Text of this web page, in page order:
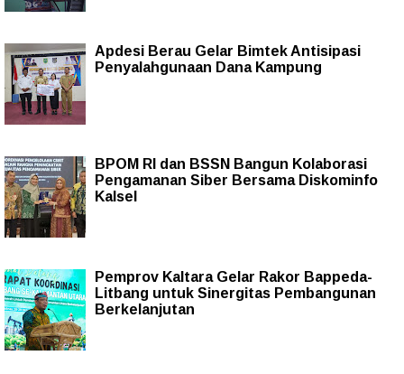
Apdesi Berau Gelar Bimtek Antisipasi
Penyalahgunaan Dana Kampung
BPOM RI dan BSSN Bangun Kolaborasi
Pengamanan Siber Bersama Diskominfo
Kalsel
Pemprov Kaltara Gelar Rakor Bappeda-
Litbang untuk Sinergitas Pembangunan
Berkelanjutan